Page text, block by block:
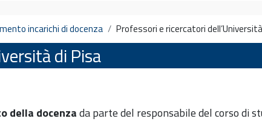
incarichi di docenza Professori e ricercatori
di Pisa
della docenzada parte del responsabile del corso di